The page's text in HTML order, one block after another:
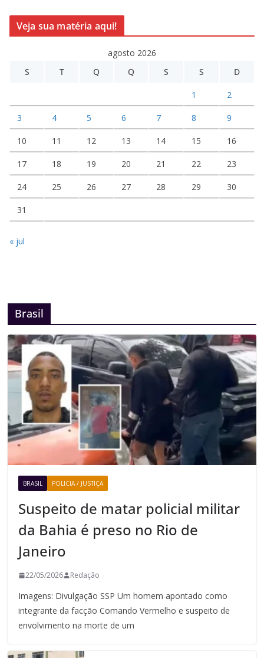
Veja sua matéria aqui!
agosto 2026
S
T Q Q S S D
1 2
3 4 5 6 7 8 9
10 11 12 13 14 15 16
17 18 19 20 21 22 23
24 25 26 27 28 29 30
31
« jul
Brasil
BRASIL POLICIA / JUSTIÇA
Suspeito de matar policial militar
da Bahia é preso no Rio de
Janeiro
22/05/2026 Redação
Imagens: Divulgação SSP Um homem apontado como
integrante da facção Comando Vermelho e suspeito de
envolvimento na morte de um